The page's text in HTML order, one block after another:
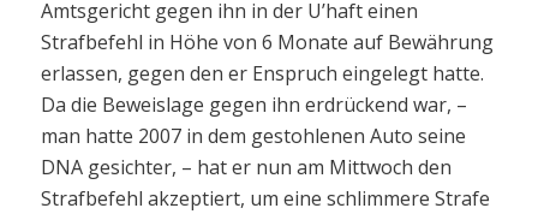
Amtsgericht gegen ihn in der U’haft einen
Strafbefehl in Höhe von 6 Monate auf Bewährung
erlassen, gegen den er Enspruch eingelegt hatte.
Da die Beweislage gegen ihn erdrückend war, –
man hatte 2007 in dem gestohlenen Auto seine
DNA gesichter, – hat er nun am Mittwoch den
Strafbefehl akzeptiert, um eine schlimmere Strafe